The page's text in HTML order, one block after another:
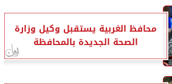
محافظ الغربية يستقبل وكيل وزارة
الصحة الجديدة بالمحافظة